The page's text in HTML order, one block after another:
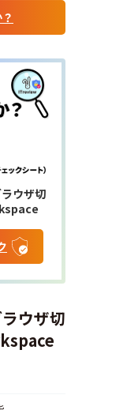
ウザ切
ウザ切